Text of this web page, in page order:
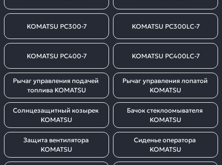
KOMATSU PC300-7 KOMATSU PC300LC-7
KOMATSU PC400-7 KOMATSU PC400LC-7
Рычаг управления подачей
топлива KOMATSU
Рычаг управления лопатой
KOMATSU
Солнцезащитный козырек
KOMATSU
Бачок стеклоомывателя
KOMATSU
Защита вентилятора
KOMATSU
Сиденье оператора
KOMATSU